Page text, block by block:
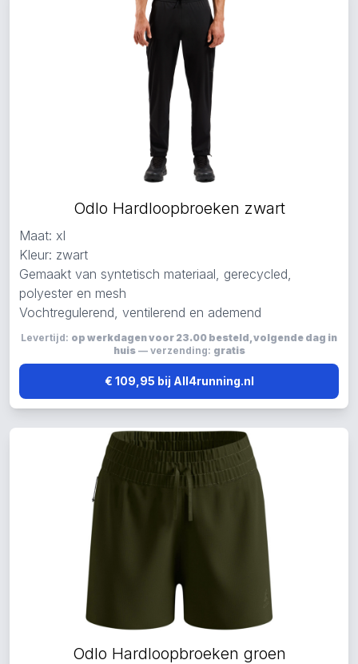
Odlo Hardloopbroeken zwart
Maat: xl
Kleur: zwart
Gemaakt van syntetisch materiaal, gerecycled,
polyester en mesh
Vochtregulerend, ventilerend en ademend
Levertijd: op werkdagen voor 23.00 besteld, volgende dag in
huis— verzending: gratis
€ 109,95 bij All4running.nl
Odlo Hardloopbroeken groen